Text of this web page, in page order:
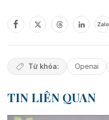
Zalo
Từ khóa: Openai
TIN LIÊN QUAN